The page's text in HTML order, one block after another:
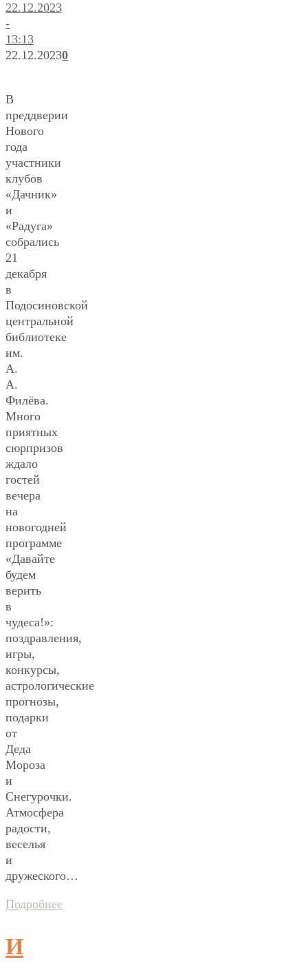
22.12.2023
-
13:13
22.12.20230
В
преддверии
Нового
года
участники
клубов
«Дачник»
и
«Радуга»
собрались
21
декабря
в
Подосиновской
центральной
библиотеке
им.
А.
А.
Филёва.
Много
приятных
сюрпризов
ждало
гостей
вечера
на
новогодней
программе
«Давайте
будем
верить
в
чудеса!»:
поздравления,
игры,
конкурсы,
астрологические
прогнозы,
подарки
от
Деда
Мороза
и
Снегурочки.
Атмосфера
радости,
веселья
и
дружеского…
Подробнее
И